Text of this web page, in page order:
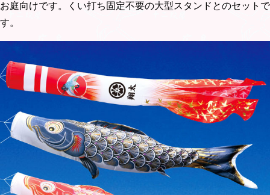
お庭向けです。くい打ち固定不要の大型スタンドとのセットで
す。